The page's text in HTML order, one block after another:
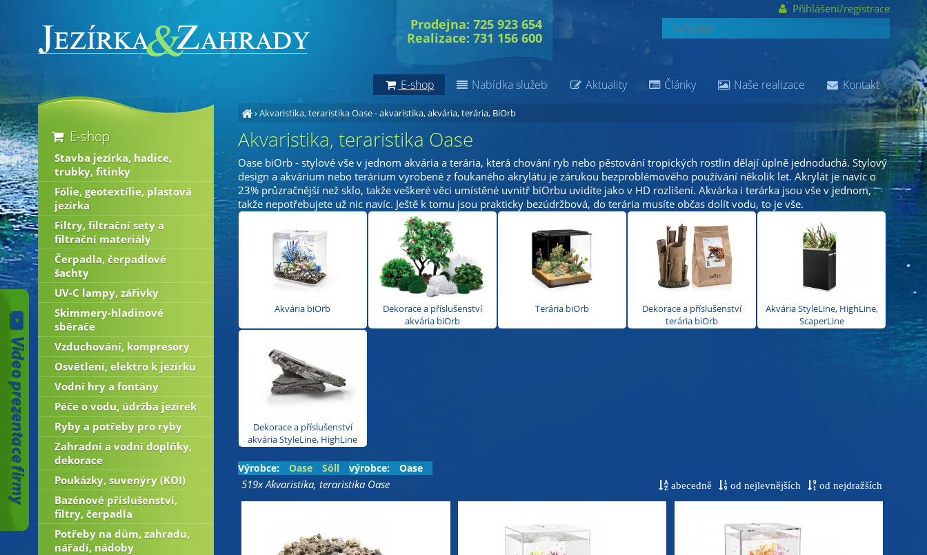
›Akvaristika, teraristika Oase- akvaristika, akvária, terária, BiOrb
Akvaristika, teraristika Oase
Oase biOrb - stylové vše v jednom akvária a terária, která chování ryb nebo pěstování tropických rostlin dělají úplně jednoduchá. Stylový
design a akvárium nebo terárium vyrobené z foukaného akrylátu je zárukou bezproblémového používání několik let. Akrylát je navíc o
23% průzračnější než sklo, takže veškeré věci umístěné uvnitř biOrbu uvidíte jako v HD rozlišení. Akvárka i terárka jsou vše v jednom,
takže nepotřebujete už nic navíc. Ještě k tomu jsou prakticky bezúdržbová, do terária musíte občas dolít vodu, to je vše.
Akvária biOrb
Dekorace a příslušenství
akvária biOrb
Terária biOrb
Dekorace a příslušenství
terária biOrb
Akvária StyleLine, HighLine,
ScaperLine
Dekorace a příslušenství
akvária StyleLine, HighLine
Výrobce: Oase Söll výrobce: Oase
abecedně od nejlevnějších od nejdražších
519x Akvaristika, teraristika Oase
E-shop
Stavba jezírka, hadice,
trubky, fitinky
Fólie, geotextílie, plastová
jezírka
Filtry, filtrační sety a
filtrační materiály
Čerpadla, čerpadlové
šachty
UV-C lampy, zářivky
Skimmery-hladinové
sběrače
Vzduchování, kompresory
Osvětlení, elektro k jezírku
Vodní hry a fontány
Péče o vodu, údržba jezírek
Ryby a potřeby pro ryby
Zahradní a vodní doplňky,
dekorace
Poukázky, suvenýry (KOI)
Bazénové příslušenství,
filtry, čerpadla
Potřeby na dům, zahradu,
nářadí, nádoby
E-shop Nabídka služeb Aktuality Články Naše realizace Kontakt
Prodejna: 725 923 654
Realizace: 731 156 600
Přihlášení/registrace